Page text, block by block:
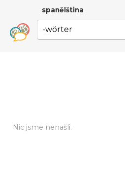
spanělština
Nic jsme nenašli.